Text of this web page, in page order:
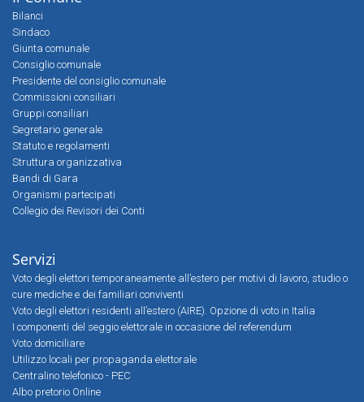
Bilanci
Sindaco
Giunta comunale
Consiglio comunale
Presidente del consiglio comunale
Commissioni consiliari
Gruppi consiliari
Segretario generale
Statuto e regolamenti
Struttura organizzativa
Bandi di Gara
Organismi partecipati
Collegio dei Revisori dei Conti
Servizi
Voto degli elettori temporaneamente all’estero per motivi di lavoro, studio o
cure mediche e dei familiari conviventi
Voto degli elettori residenti all’estero (AIRE). Opzione di voto in Italia
I componenti del seggio elettorale in occasione del referendum
Voto domiciliare
Utilizzo locali per propaganda elettorale
Centralino telefonico - PEC
Albo pretorio Online